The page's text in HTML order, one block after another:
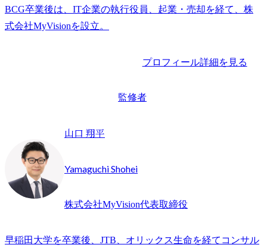
BCG卒業後は、IT企業の執行役員、起業・売却を経て、株
プロフィール詳細を見る
監修者
山口 翔平
Yamaguchi Shohei
株式会社MyVision代表取締役
早稲田大学を卒業後、JTB、オリックス生命を経てコンサル